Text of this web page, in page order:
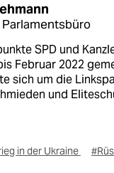
SPD und
Februar 2022
sich um die
und
in der Ukraine